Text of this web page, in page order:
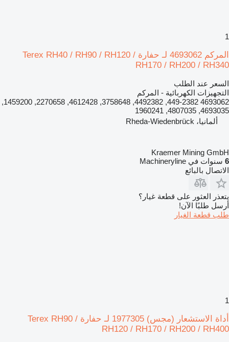
1
المركم 4693062 لـ حفارة Terex RH40 / RH90 / RH120 /
RH170 / RH200 / RH340
السعر عند الطلب
التجهيزات الكهربائية - المركم
4693062 449-2382, 4492382, 3758648, 4612428, 2270658, 1459200,
4693035, 4807035, 1960241
ألمانيا، Rheda-Wiedenbrück
Kraemer Mining GmbH
6 سنوات في Machineryline
الاتصال بالبائع
يتعذر العثور على قطعة غيار؟
أرسل طلبًا الآن!
طلب قطعة الغيار
1
أداة الاستشعار (مجس) 1977305 لـ حفارة Terex RH90 /
RH120 / RH170 / RH200 / RH400